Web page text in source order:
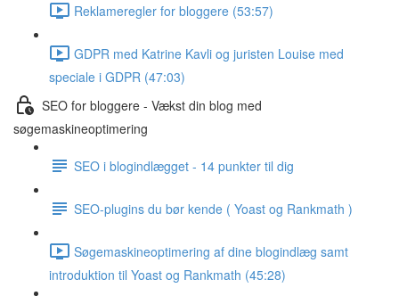
Reklameregler for bloggere (53:57)
GDPR med Katrine Kavli og juristen Louise med
speciale i GDPR (47:03)
SEO for bloggere - Vækst din blog med
søgemaskineoptimering
SEO i blogindlægget - 14 punkter til dig
SEO-plugins du bør kende ( Yoast og Rankmath )
Søgemaskineoptimering af dine blogindlæg samt
introduktion til Yoast og Rankmath (45:28)